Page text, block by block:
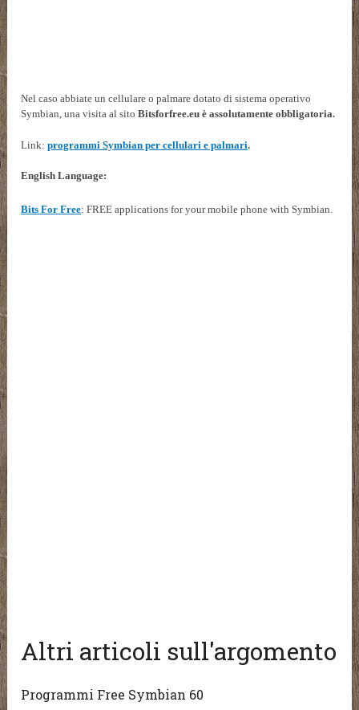
Nel caso abbiate un cellulare o palmare dotato di sistema operativo
Symbian, una visita al sitoBitsforfree.eu è assolutamente obbligatoria.
Link: programmi Symbian per cellulari e palmari.
English Language:
Bits For Free: FREE applications for your mobile phone with Symbian.
Altri articoli sull'argomento
Programmi Free Symbian 60